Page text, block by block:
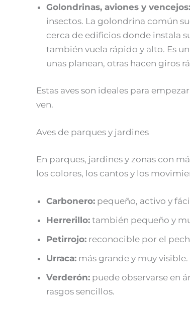
Golondrinas, aviones y vencejos:
insectos. La golondrina común
cerca de edificios donde instala
también vuela rápido y alto. Es
unas planean, otras hacen giros
Estas aves son ideales para
ven.
Aves de parques y jardines
En parques, jardines y zonas con
los colores, los cantos y los
Carbonero: pequeño, activo y
Herrerillo: también pequeño y
Petirrojo: reconocible por el
Urraca: más grande y muy
Verderón: puede observarse en
rasgos sencillos.